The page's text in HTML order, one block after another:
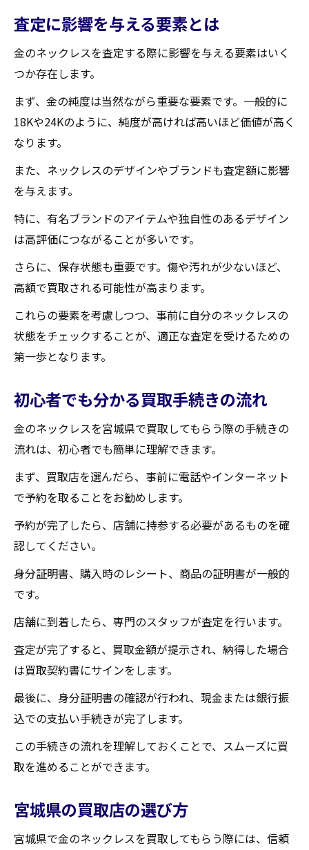
査定に影響を与える要素とは
金のネックレスを査定する際に影響を与える要素はいく
つか存在します。
まず、金の純度は当然ながら重要な要素です。一般的に
18Kや24Kのように、純度が高ければ高いほど価値が高く
なります。
また、ネックレスのデザインやブランドも査定額に影響
を与えます。
特に、有名ブランドのアイテムや独自性のあるデザイン
は高評価につながることが多いです。
さらに、保存状態も重要です。傷や汚れが少ないほど、
高額で買取される可能性が高まります。
これらの要素を考慮しつつ、事前に自分のネックレスの
状態をチェックすることが、適正な査定を受けるための
第一歩となります。
初心者でも分かる買取手続きの流れ
金のネックレスを宮城県で買取してもらう際の手続きの
流れは、初心者でも簡単に理解できます。
まず、買取店を選んだら、事前に電話やインターネット
で予約を取ることをお勧めします。
予約が完了したら、店舗に持参する必要があるものを確
認してください。
身分証明書、購入時のレシート、商品の証明書が一般的
です。
店舗に到着したら、専門のスタッフが査定を行います。
査定が完了すると、買取金額が提示され、納得した場合
は買取契約書にサインをします。
最後に、身分証明書の確認が行われ、現金または銀行振
込での支払い手続きが完了します。
この手続きの流れを理解しておくことで、スムーズに買
取を進めることができます。
宮城県の買取店の選び方
宮城県で金のネックレスを買取してもらう際には、信頼